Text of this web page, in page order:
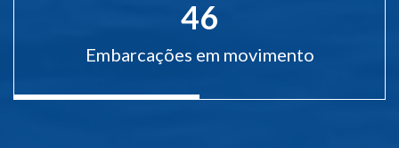
46
Embarcações em movimento